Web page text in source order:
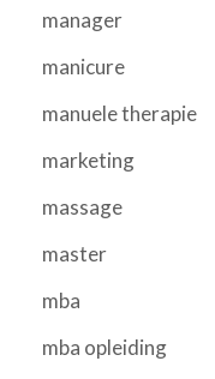
manager
manicure
manuele therapie
marketing
massage
master
mba
mba opleiding